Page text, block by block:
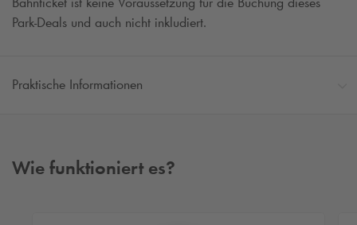
Park-Deals und auch nicht inkludiert.
Praktische Informationen
Wie funktioniert es?